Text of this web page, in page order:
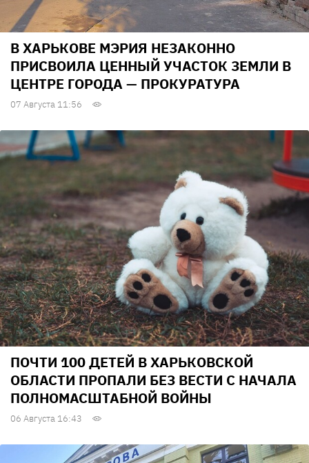
В ХАРЬКОВЕ МЭРИЯ НЕЗАКОННО
ПРИСВОИЛА ЦЕННЫЙ УЧАСТОК ЗЕМЛИ В
ЦЕНТРЕ ГОРОДА — ПРОКУРАТУРА
07 Августа 11:56
ПОЧТИ 100 ДЕТЕЙ В ХАРЬКОВСКОЙ
ОБЛАСТИ ПРОПАЛИ БЕЗ ВЕСТИ С НАЧАЛА
ПОЛНОМАСШТАБНОЙ ВОЙНЫ
06 Августа 16:43